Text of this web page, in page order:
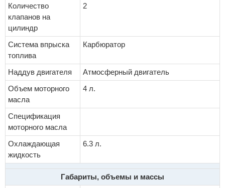
Количество
клапанов на
цилиндр
2
Система впрыска
топлива
Карбюратор
Наддув двигателя
Атмосферный двигатель
Объем моторного
масла
4 л.
Спецификация
моторного масла
Охлаждающая
жидкость
6.3 л.
Габариты, объемы и массы